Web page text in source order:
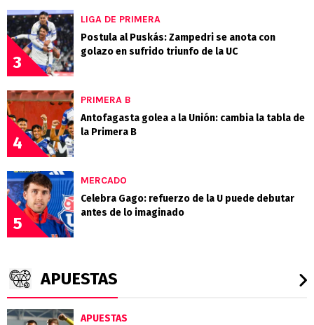
3
LIGA DE PRIMERA
Postula al Puskás: Zampedri se anota con
golazo en sufrido triunfo de la UC
4
PRIMERA B
Antofagasta golea a la Unión: cambia la tabla de
la Primera B
5
MERCADO
Celebra Gago: refuerzo de la U puede debutar
antes de lo imaginado
APUESTAS
APUESTAS